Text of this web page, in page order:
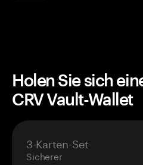
Holen Sie sich
CRV Vault-Wallet
3-Karten-Set
Sicherer